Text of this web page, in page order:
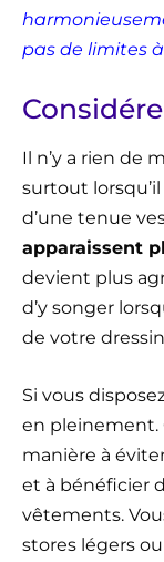
pas de limites
Il n’y a rien de
surtout lorsqu’il
d’une tenue
apparaissent
devient plus
d’y songer
de votre
Si vous
en pleinement.
manière à
et à bénéficier
vêtements.
stores légers